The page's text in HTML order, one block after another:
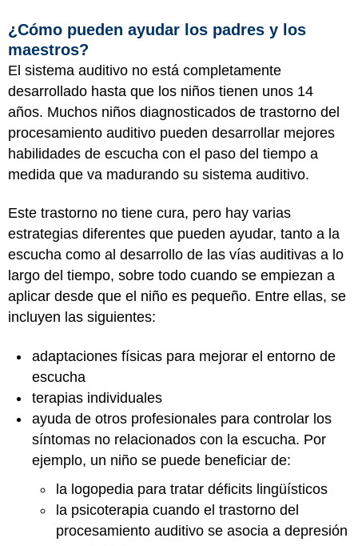
¿Cómo pueden ayudar los padres y los
maestros?
El sistema auditivo no está completamente
desarrollado hasta que los niños tienen unos 14
años. Muchos niños diagnosticados de trastorno del
procesamiento auditivo pueden desarrollar mejores
habilidades de escucha con el paso del tiempo a
medida que va madurando su sistema auditivo.
Este trastorno no tiene cura, pero hay varias
estrategias diferentes que pueden ayudar, tanto a la
escucha como al desarrollo de las vías auditivas a lo
largo del tiempo, sobre todo cuando se empiezan a
aplicar desde que el niño es pequeño. Entre ellas, se
incluyen las siguientes:
adaptaciones físicas para mejorar el entorno de
escucha
terapias individuales
ayuda de otros profesionales para controlar los
síntomas no relacionados con la escucha. Por
ejemplo, un niño se puede beneficiar de:
la logopedia para tratar déficits lingüísticos
la psicoterapia cuando el trastorno del
procesamiento auditivo se asocia a depresión